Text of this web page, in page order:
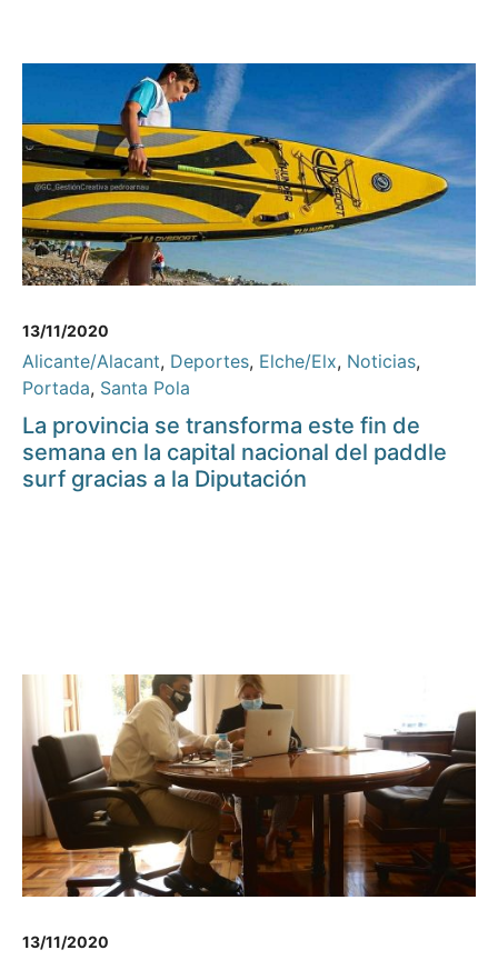
13/11/2020
Alicante/Alacant, Deportes, Elche/Elx, Noticias,
Portada, Santa Pola
La provincia se transforma este fin de
semana en la capital nacional del paddle
surf gracias a la Diputación
13/11/2020